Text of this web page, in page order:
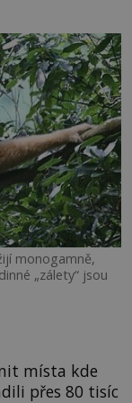
monogamně,
„zálety“ jsou
místa kde
přes 80 tisíc